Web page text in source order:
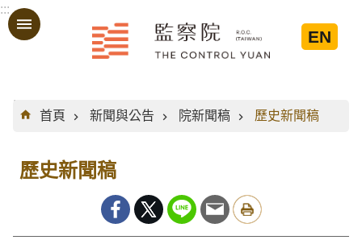
跳到主要內容區塊
:::
EN
:::
首頁
新聞與公告 院新聞稿 歷史新聞稿
歷史新聞稿